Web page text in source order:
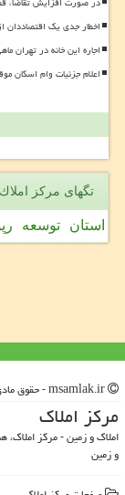
اخطار جدی یک اقتصاددان
اجاره این خانه در تهران ماهی ۱۲۰ میلیون تومان
اعلام جزئیات وام اسکان
تگهای مركز املاك
استان توسعه
مركز املاك
املاک و زمین - مرکز
و زمین